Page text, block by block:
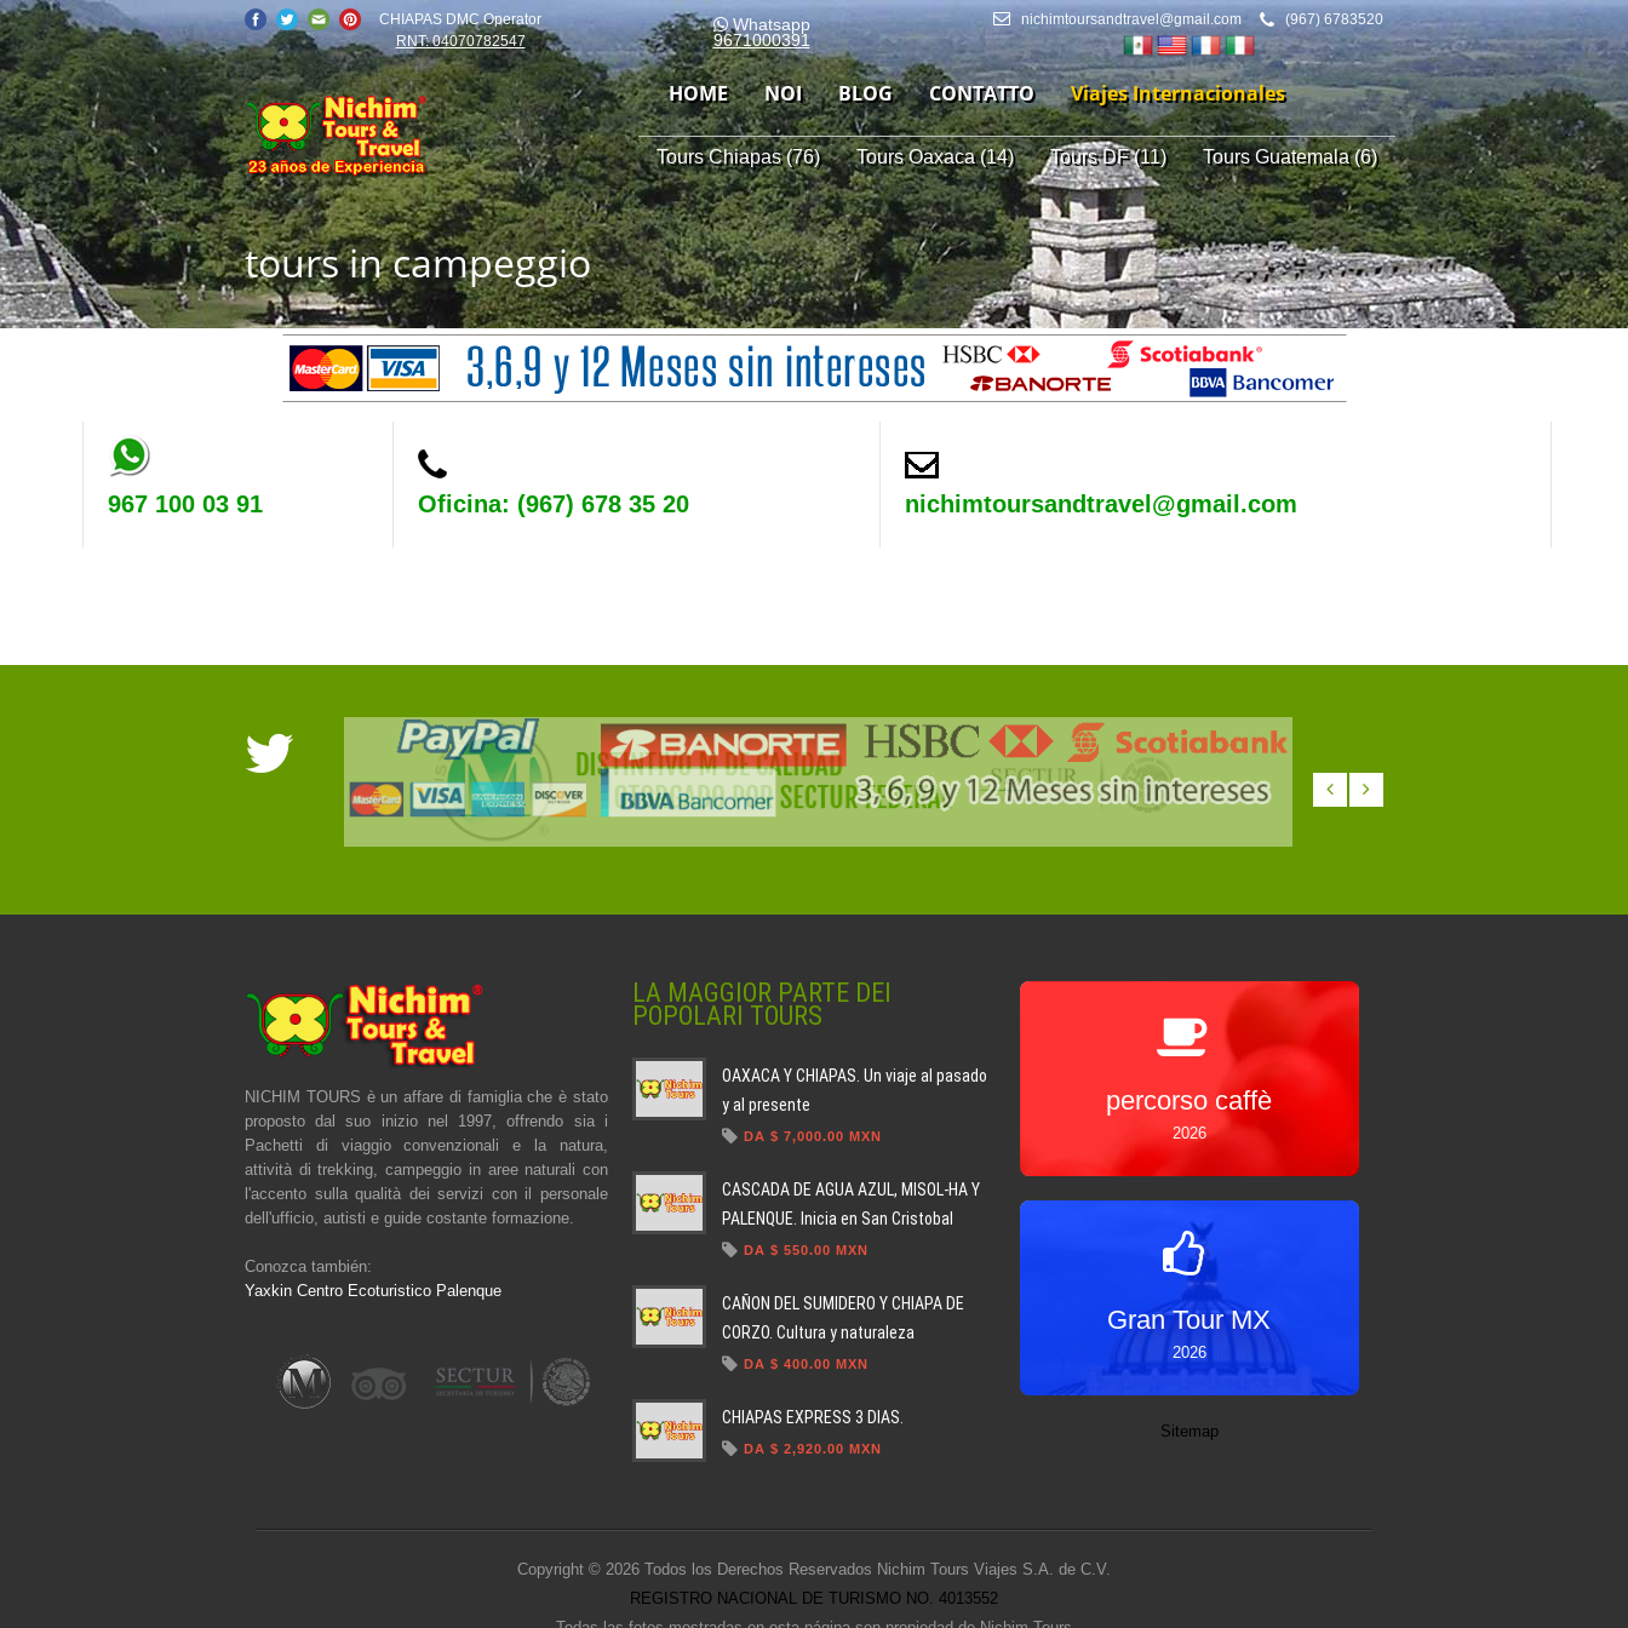
CHIAPAS DMC Operator
RNT: 04070782547
Whatsapp
9671000391
nichimtoursandtravel@gmail.com (967) 6783520
HOME NOI BLOG CONTATTO Viajes Internacionales
Tours Chiapas (76) Tours Oaxaca (14) Tours DF (11) Tours Guatemala (6)
tours in campeggio
967 100 03 91 Oficina: (967) 678 35 20 nichimtoursandtravel@gmail.com
NICHIM TOURS è un affare di famiglia che è stato
proposto dal suo inizio nel 1997, offrendo sia i
Pachetti di viaggio convenzionali e la natura,
attività di trekking, campeggio in aree naturali con
l'accento sulla qualità dei servizi con il personale
dell'ufficio, autisti e guide costante formazione.
Conozca también:
Yaxkin Centro Ecoturistico Palenque
LA MAGGIOR PARTE DEI
POPOLARI TOURS
OAXACA Y CHIAPAS. Un viaje al pasado
y al presente
DA $ 7,000.00 MXN
CASCADA DE AGUA AZUL, MISOL-HA Y
PALENQUE. Inicia en San Cristobal
DA $ 550.00 MXN
CAÑON DEL SUMIDERO Y CHIAPA DE
CORZO. Cultura y naturaleza
DA $ 400.00 MXN
CHIAPAS EXPRESS 3 DIAS.
DA $ 2,920.00 MXN
percorso caffè
2026
Gran Tour MX
2026
Sitemap
Copyright © 2026 Todos los Derechos Reservados Nichim Tours Viajes S.A. de C.V.
REGISTRO NACIONAL DE TURISMO NO. 4013552